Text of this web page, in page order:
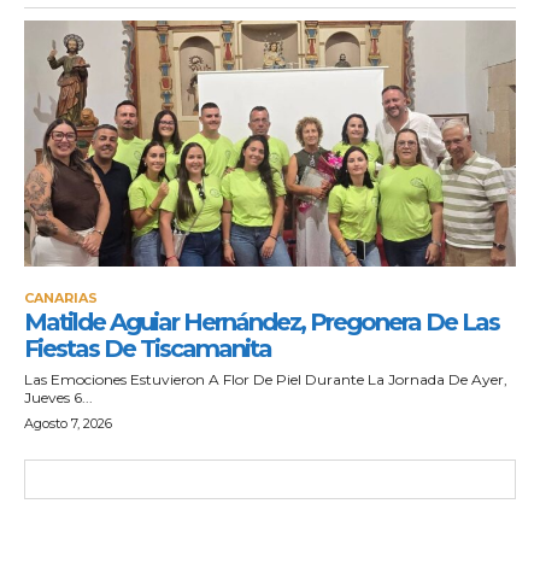
CANARIAS
Matilde Aguiar Hernández, Pregonera De Las
Fiestas De Tiscamanita
Las Emociones Estuvieron A Flor De Piel Durante La Jornada De Ayer,
Jueves 6...
Agosto 7, 2026